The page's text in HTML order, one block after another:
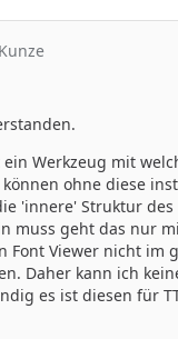
Werkzeug mit
ohne diese
'innere' Struktur des
muss geht das nur
Font Viewer nicht im
Daher kann ich
es ist diesen für